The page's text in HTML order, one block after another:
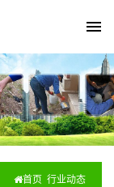
首页 行业动态